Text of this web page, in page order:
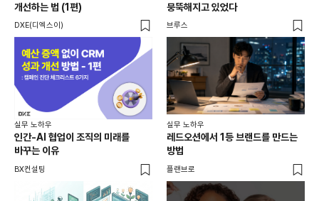
개선하는 법 (1편)
DXE(디엑스이)
뭉뚝해지고 있었다
브루스
실무 노하우
인간-AI 협업이 조직의 미래를
바꾸는 이유
BX컨설팅
실무 노하우
레드오션에서 1등 브랜드를 만드는
방법
플랜브로